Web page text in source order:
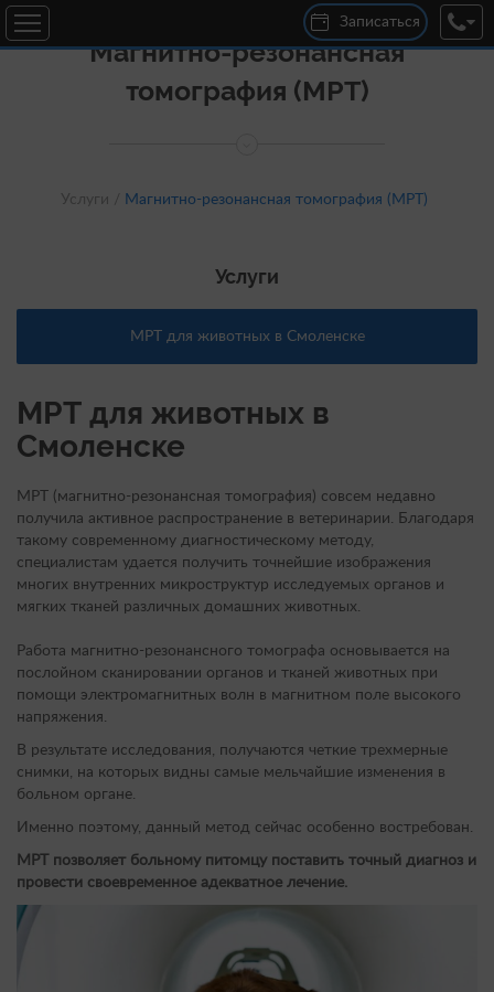
Записаться
Круглосуточно
Магнитно-резонансная
томография (МРТ)
Услуги / Магнитно-резонансная томография (МРТ)
Услуги
МРТ для животных в Смоленске
МРТ для животных в
Смоленске
МРТ (магнитно-резонансная томография) совсем недавно
получила активное распространение в ветеринарии. Благодаря
такому современному диагностическому методу,
специалистам удается получить точнейшие изображения
многих внутренних микроструктур исследуемых органов и
мягких тканей различных домашних животных.
Работа магнитно-резонансного томографа основывается на
послойном сканировании органов и тканей животных при
помощи электромагнитных волн в магнитном поле высокого
напряжения.
В результате исследования, получаются четкие трехмерные
снимки, на которых видны самые мельчайшие изменения в
больном органе.
Именно поэтому, данный метод сейчас особенно востребован.
МРТ позволяет больному питомцу поставить точный диагноз и
провести своевременное адекватное лечение.